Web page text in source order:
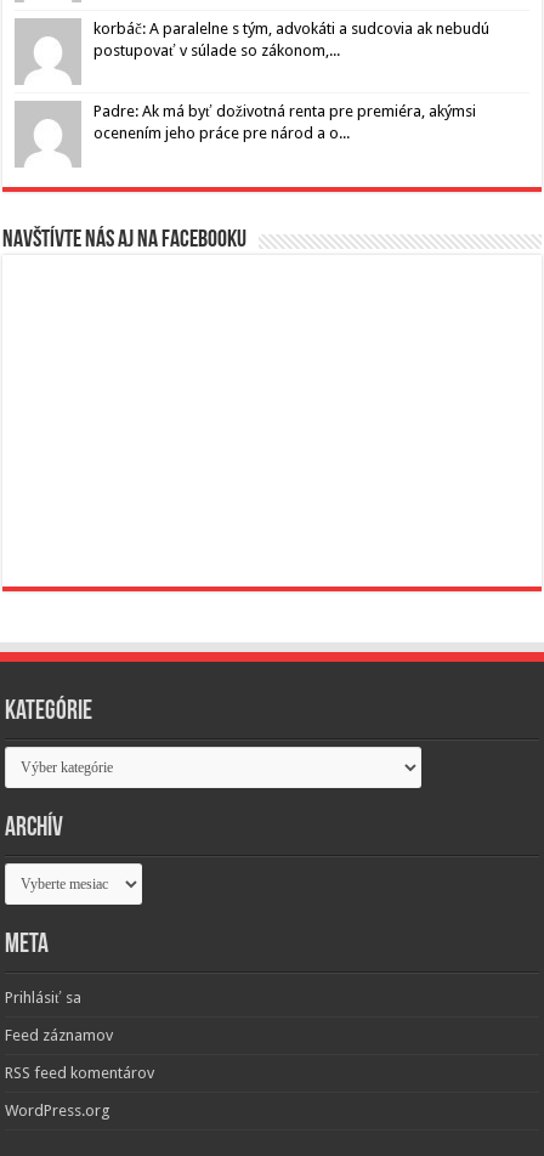
korbáč: A paralelne s tým, advokáti a sudcovia ak nebudú
postupovať v súlade so zákonom,...
Padre: Ak má byť doživotná renta pre premiéra, akýmsi
ocenením jeho práce pre národ a o...
Navštívte nás aj na Facebooku
Kategórie
Kategórie
Archív
Archív
Meta
Prihlásiť sa
Feed záznamov
RSS feed komentárov
WordPress.org